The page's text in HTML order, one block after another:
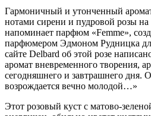
Гармоничный и утонченный
нотами сирени и пудровой розы
напоминает парфюм «Femme»,
парфюмером Эдмоном Рудницка
сайте Delbard об этой розе
аромат вневременного творения,
сегодняшнего и завтрашнего дня.
возрождается вечно молодой…»
Этот розовый куст с матово-